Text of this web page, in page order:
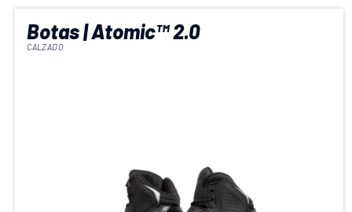
Botas | Atomic™ 2.0
CALZADO